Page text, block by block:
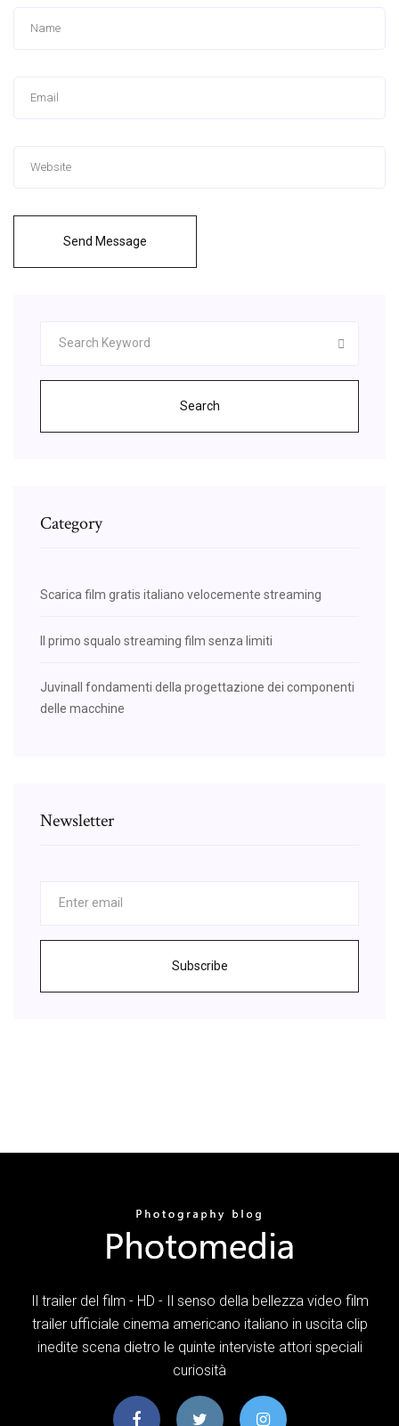
Send Message
Search
Category
Scarica film gratis italiano velocemente streaming
Il primo squalo streaming film senza limiti
Juvinall fondamenti della progettazione dei componenti
delle macchine
Newsletter
Subscribe
Il trailer del film - HD - Il senso della bellezza video film
trailer ufficiale cinema americano italiano in uscita clip
inedite scena dietro le quinte interviste attori speciali
curiosità